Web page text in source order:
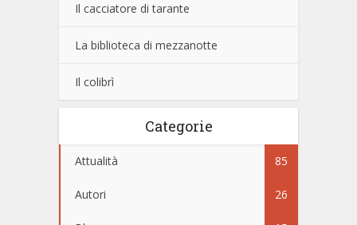
Il cacciatore di tarante
La biblioteca di mezzanotte
Il colibrì
Categorie
Attualità 85
Autori 26